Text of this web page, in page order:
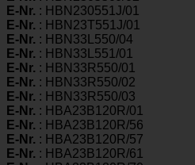
E-Nr. : HBN230551J/01
E-Nr. : HBN23T551J/01
E-Nr. : HBN33L550/04
E-Nr. : HBN33L551/01
E-Nr. : HBN33R550/01
E-Nr. : HBN33R550/02
E-Nr. : HBN33R550/03
E-Nr. : HBA23B120R/01
E-Nr. : HBA23B120R/56
E-Nr. : HBA23B120R/57
E-Nr. : HBA23B120R/61